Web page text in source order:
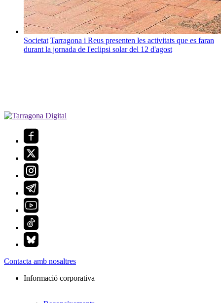
Societat Tarragona i Reus presenten les activitats que es faran
durant la jornada de l'eclipsi solar del 12 d'agost
Contacta amb nosaltres
Informació corporativa